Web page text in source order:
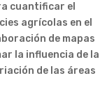
cuantificar el
agrícolas en el
de mapas
la influencia de la
de las áreas